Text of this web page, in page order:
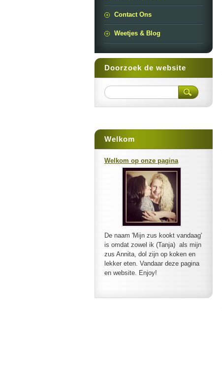
Contact Ons
Weetjes & Blog
Doorzoek de website
Welkom
Welkom op onze pagina
De naam 'Mijn zus kookt vandaag'
is omdat zowel ik (Tanja) als mijn
zus Annita, dol zijn op koken en
lekker eten. Vandaar deze pagina
en website. Enjoy!